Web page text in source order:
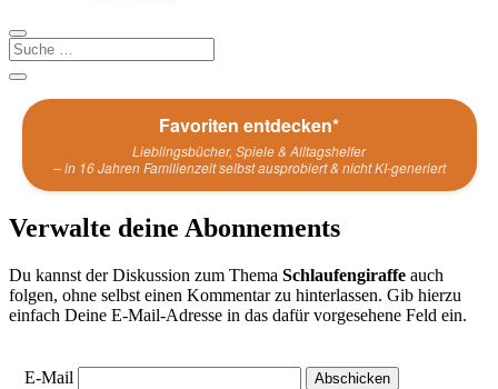
Favoriten entdecken*
Lieblingsbücher, Spiele & Alltagshelfer
– in 16 Jahren Familienzeit selbst ausprobiert & nicht KI-generiert
Verwalte deine Abonnements
Du kannst der Diskussion zum Thema Schlaufengiraffe auch
folgen, ohne selbst einen Kommentar zu hinterlassen. Gib hierzu
einfach Deine E-Mail-Adresse in das dafür vorgesehene Feld ein.
E-Mail